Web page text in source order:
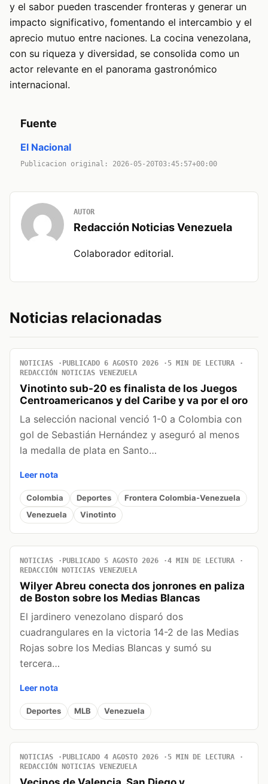
y el sabor pueden trascender fronteras y generar un
impacto significativo, fomentando el intercambio y el
aprecio mutuo entre naciones. La cocina venezolana,
con su riqueza y diversidad, se consolida como un
actor relevante en el panorama gastronómico
internacional.
Fuente
El Nacional
Publicacion original: 2026-05-20T03:45:57+00:00
AUTOR
Redacción Noticias Venezuela
Colaborador editorial.
Noticias relacionadas
NOTICIAS PUBLICADO 6 AGOSTO 2026
5 MIN DE LECTURA
REDACCIÓN NOTICIAS VENEZUELA
Vinotinto sub-20 es finalista de los Juegos
Centroamericanos y del Caribe y va por el oro
La selección nacional venció 1-0 a Colombia con
gol de Sebastián Hernández y aseguró al menos
la medalla de plata en Santo…
Leer nota
Colombia Deportes
Frontera Colombia-Venezuela
Venezuela
Vinotinto
NOTICIAS PUBLICADO 5 AGOSTO 2026
4 MIN DE LECTURA
REDACCIÓN NOTICIAS VENEZUELA
Wilyer Abreu conecta dos jonrones en paliza
de Boston sobre los Medias Blancas
El jardinero venezolano disparó dos
cuadrangulares en la victoria 14-2 de las Medias
Rojas sobre los Medias Blancas y sumó su
tercera…
Leer nota
Deportes MLB Venezuela
NOTICIAS PUBLICADO 4 AGOSTO 2026
5 MIN DE LECTURA
REDACCIÓN NOTICIAS VENEZUELA